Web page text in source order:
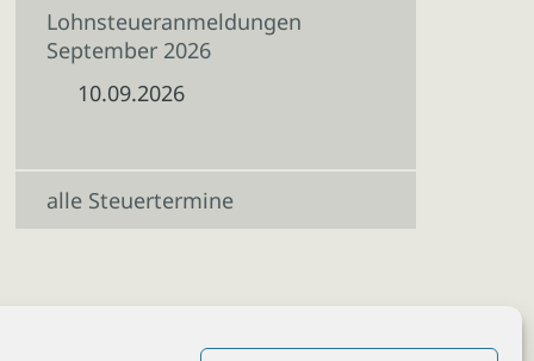
Lohnsteueranmeldungen
September 2026
10.09.2026
alle Steuertermine